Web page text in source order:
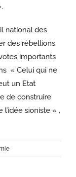
national des
des rébellions
importants
« Celui qui ne
un Etat
de construire
sioniste « ,